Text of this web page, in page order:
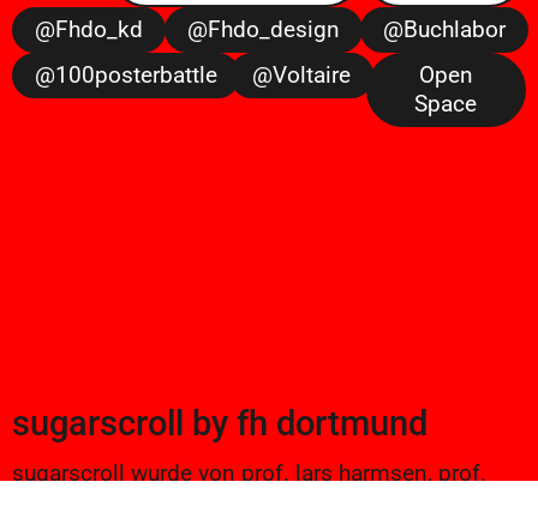
@fhdo_kd
@fhdo_design
@buchlabor
@100posterbattle
@voltaire
Open
Space
sugarscroll by fh dortmund
sugarscroll wurde von prof. lars harmsen, prof.